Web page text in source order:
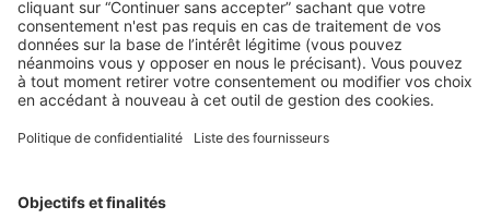
Nos solutions pro
Actualités pro